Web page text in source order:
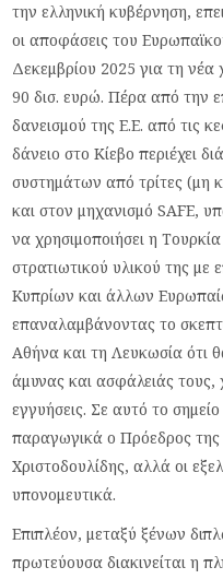
την ελληνική κυβέρνηση,
οι αποφάσεις του
Δεκεμβρίου 2025 για τη
90 δισ. ευρώ. Πέρα από την
δανεισμού της Ε.Ε. από τις
δάνειο στο Κίεβο περιέχει
συστημάτων από τρίτες (μη
και στον μηχανισμό SAFE,
να χρησιμοποιήσει η
στρατιωτικού υλικού της
Κυπρίων και άλλων
επαναλαμβάνοντας το
Αθήνα και τη Λευκωσία
άμυνας και ασφάλειάς τους,
εγγυήσεις. Σε αυτό το
παραγωγικά ο Πρόεδρος
Χριστοδουλίδης, αλλά οι
υπονομευτικά.
Επιπλέον, μεταξύ ξένων
πρωτεύουσα διακινείται η